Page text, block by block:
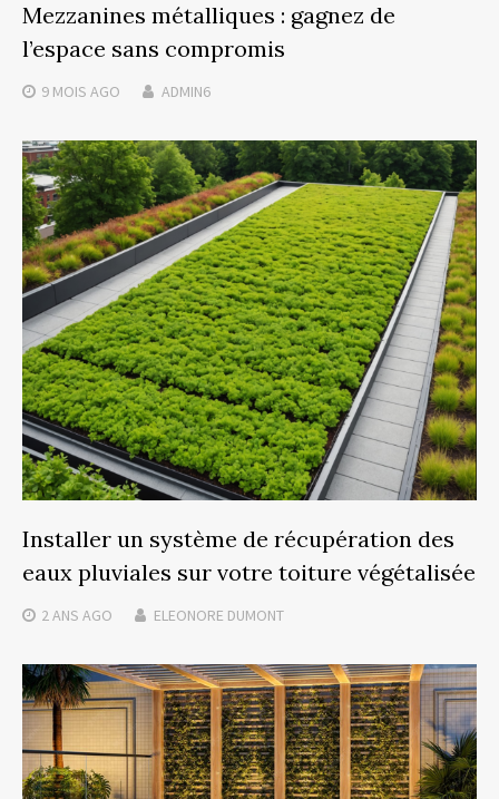
Mezzanines métalliques : gagnez de
l’espace sans compromis
9 MOIS AGO ADMIN6
Installer un système de récupération des
eaux pluviales sur votre toiture végétalisée
2 ANS AGO ELEONORE DUMONT